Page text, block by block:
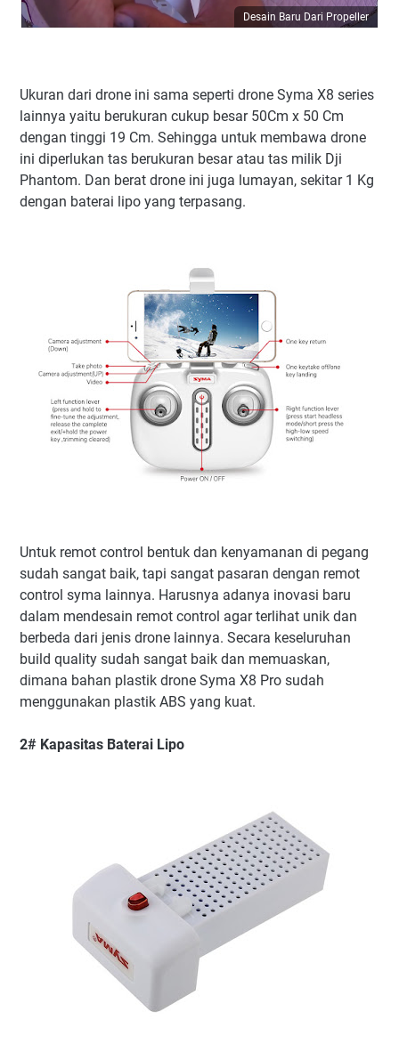
Desain Baru Dari Propeller
Ukuran dari drone ini sama seperti drone Syma X8 series
lainnya yaitu berukuran cukup besar 50Cm x 50 Cm
dengan tinggi 19 Cm. Sehingga untuk membawa drone
ini diperlukan tas berukuran besar atau tas milik Dji
Phantom. Dan berat drone ini juga lumayan, sekitar 1 Kg
dengan baterai lipo yang terpasang.
Untuk remot control bentuk dan kenyamanan di pegang
sudah sangat baik, tapi sangat pasaran dengan remot
control syma lainnya. Harusnya adanya inovasi baru
dalam mendesain remot control agar terlihat unik dan
berbeda dari jenis drone lainnya. Secara keseluruhan
build quality sudah sangat baik dan memuaskan,
dimana bahan plastik drone Syma X8 Pro sudah
menggunakan plastik ABS yang kuat.
2# Kapasitas Baterai Lipo